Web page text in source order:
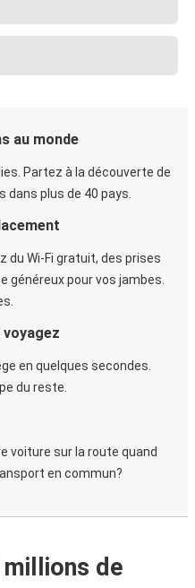
au monde
Partez à la découverte de
dans plus de 40 pays.
du Wi-Fi gratuit, des prises
généreux pour vos jambes.
en quelques secondes.
du reste.
voiture sur la route quand
en commun?
de